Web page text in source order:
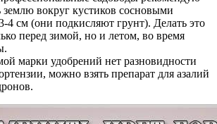
землю вокруг кустиков сосновыми
4 см (они подкисляют грунт). Делать это
перед зимой, но и летом, во время
марки удобрений нет разновидности
можно взять препарат для азалий